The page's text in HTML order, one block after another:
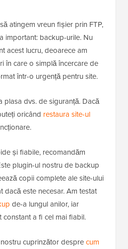
atingem vreun fișier prin FTP,
important: backup-urile. Nu
acest lucru, deoarece am
în care o simplă încercare de
într-o urgență pentru site.
plasa dvs. de siguranță. Dacă
oricând restaura site-ul
și fiabile, recomandăm
plugin-ul nostru de backup
copii complete ale site-ului
dacă este necesar. Am testat
de-a lungul anilor, iar
a fi cel mai fiabil.
cuprinzător desprecum